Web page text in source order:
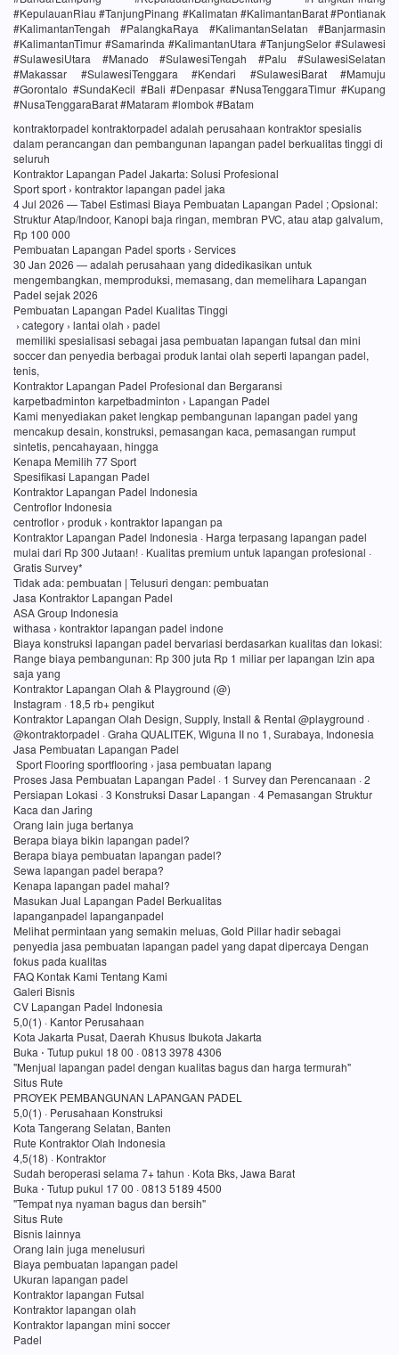
#KepulauanRiau #TanjungPinang #Kalimatan #KalimantanBarat #Pontianak
#KalimantanTengah #PalangkaRaya #KalimantanSelatan #Banjarmasin
#KalimantanTimur #Samarinda #KalimantanUtara #TanjungSelor #Sulawesi
#SulawesiUtara #Manado #SulawesiTengah #Palu #SulawesiSelatan
#Makassar #SulawesiTenggara #Kendari #SulawesiBarat #Mamuju
#Gorontalo #SundaKecil #Bali #Denpasar #NusaTenggaraTimur #Kupang
#NusaTenggaraBarat #Mataram #lombok #Batam
kontraktorpadel kontraktorpadel adalah perusahaan kontraktor spesialis
dalam perancangan dan pembangunan lapangan padel berkualitas tinggi di
seluruh
Kontraktor Lapangan Padel Jakarta: Solusi Profesional
Sport sport › kontraktor lapangan padel jaka
4 Jul 2026 — Tabel Estimasi Biaya Pembuatan Lapangan Padel ; Opsional:
Struktur Atap/Indoor, Kanopi baja ringan, membran PVC, atau atap galvalum,
Rp 100 000
Pembuatan Lapangan Padel sports › Services
30 Jan 2026 — adalah perusahaan yang didedikasikan untuk
mengembangkan, memproduksi, memasang, dan memelihara Lapangan
Padel sejak 2026
Pembuatan Lapangan Padel Kualitas Tinggi
› category › lantai olah › padel
memiliki spesialisasi sebagai jasa pembuatan lapangan futsal dan mini
soccer dan penyedia berbagai produk lantai olah seperti lapangan padel,
tenis,
Kontraktor Lapangan Padel Profesional dan Bergaransi
karpetbadminton karpetbadminton › Lapangan Padel
Kami menyediakan paket lengkap pembangunan lapangan padel yang
mencakup desain, konstruksi, pemasangan kaca, pemasangan rumput
sintetis, pencahayaan, hingga
Kenapa Memilih 77 Sport
Spesifikasi Lapangan Padel
Kontraktor Lapangan Padel Indonesia
Centroflor Indonesia
centroflor › produk › kontraktor lapangan pa
Kontraktor Lapangan Padel Indonesia · Harga terpasang lapangan padel
mulai dari Rp 300 Jutaan! · Kualitas premium untuk lapangan profesional ·
Gratis Survey*
Tidak ada: pembuatan ‎| Telusuri dengan: pembuatan
Jasa Kontraktor Lapangan Padel
ASA Group Indonesia
withasa › kontraktor lapangan padel indone
Biaya konstruksi lapangan padel bervariasi berdasarkan kualitas dan lokasi:
Range biaya pembangunan: Rp 300 juta Rp 1 miliar per lapangan Izin apa
saja yang
Kontraktor Lapangan Olah & Playground (@)
Instagram · 18,5 rb+ pengikut
Kontraktor Lapangan Olah Design, Supply, Install & Rental @playground ·
@kontraktorpadel · Graha QUALITEK, Wiguna II no 1, Surabaya, Indonesia
Jasa Pembuatan Lapangan Padel
Sport Flooring sportflooring › jasa pembuatan lapang
Proses Jasa Pembuatan Lapangan Padel · 1 Survey dan Perencanaan · 2
Persiapan Lokasi · 3 Konstruksi Dasar Lapangan · 4 Pemasangan Struktur
Kaca dan Jaring
Orang lain juga bertanya
Berapa biaya bikin lapangan padel?
Berapa biaya pembuatan lapangan padel?
Sewa lapangan padel berapa?
Kenapa lapangan padel mahal?
Masukan Jual Lapangan Padel Berkualitas
lapanganpadel lapanganpadel
Melihat permintaan yang semakin meluas, Gold Pillar hadir sebagai
penyedia jasa pembuatan lapangan padel yang dapat dipercaya Dengan
fokus pada kualitas
FAQ Kontak Kami Tentang Kami
Galeri Bisnis
CV Lapangan Padel Indonesia
5,0(1) · Kantor Perusahaan
Kota Jakarta Pusat, Daerah Khusus Ibukota Jakarta
Buka ⋅ Tutup pukul 18 00 · 0813 3978 4306
"Menjual lapangan padel dengan kualitas bagus dan harga termurah"
Situs Rute
PROYEK PEMBANGUNAN LAPANGAN PADEL
5,0(1) · Perusahaan Konstruksi
Kota Tangerang Selatan, Banten
Rute Kontraktor Olah Indonesia
4,5(18) · Kontraktor
Sudah beroperasi selama 7+ tahun · Kota Bks, Jawa Barat
Buka ⋅ Tutup pukul 17 00 · 0813 5189 4500
"Tempat nya nyaman bagus dan bersih"
Situs Rute
Bisnis lainnya
Orang lain juga menelusuri
Biaya pembuatan lapangan padel
Ukuran lapangan padel
Kontraktor lapangan Futsal
Kontraktor lapangan olah
Kontraktor lapangan mini soccer
Padel